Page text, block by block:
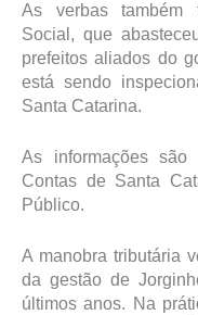
As verbas também
Social, que
prefeitos aliados do
está sendo
Santa Catarina.
As informações
Contas de Santa
Público.
A manobra tributária
da gestão de
últimos anos. Na